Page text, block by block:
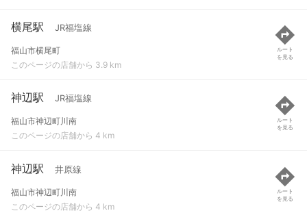
横尾駅 JR福塩線
福山市横尾町
このページの店舗から 3.9 km
ルート
を見る
神辺駅 JR福塩線
福山市神辺町川南
このページの店舗から 4 km
ルート
を見る
神辺駅 井原線
福山市神辺町川南
このページの店舗から 4 km
ルート
を見る